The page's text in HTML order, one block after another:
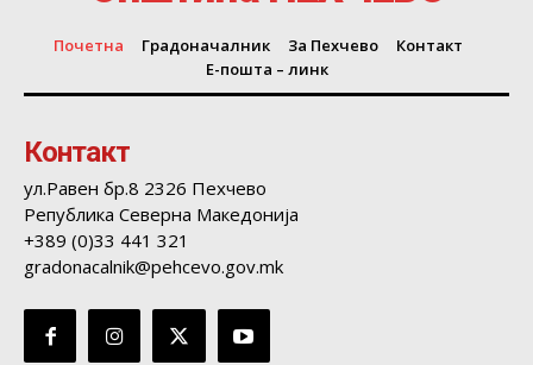
Почетна Градоначалник За Пехчево
Контакт
Е-пошта – линк
Контакт
ул.Равен бр.8 2326 Пехчево
Република Северна Македонија
+389 (0)33 441 321
gradonacalnik@pehcevo.gov.mk